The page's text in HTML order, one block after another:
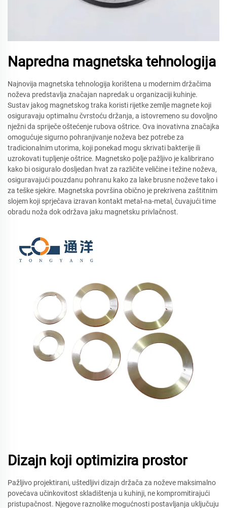
Napredna magnetska tehnologija
Najnovija magnetska tehnologija korištena u modernim držačima
noževa predstavlja značajan napredak u organizaciji kuhinje.
Sustav jakog magnetskog traka koristi rijetke zemlje magnete koji
osiguravaju optimalnu čvrstoću držanja, a istovremeno su dovoljno
nježni da spriječe oštećenje rubova oštrice. Ova inovativna značajka
omogućuje sigurno pohranjivanje noževa bez potrebe za
tradicionalnim utorima, koji ponekad mogu skrivati bakterije ili
uzrokovati tupljenje oštrice. Magnetsko polje pažljivo je kalibrirano
kako bi osiguralo dosljedan hvat za različite veličine i težine noževa,
osiguravajući pouzdanu pohranu kako za lake brusne noževe tako i
za teške sjekire. Magnetska površina obično je prekrivena zaštitnim
slojem koji sprječava izravan kontakt metal-na-metal, čuvajući time
obradu noža dok održava jaku magnetsku privlačnost.
Dizajn koji optimizira prostor
Pažljivo projektirani, uštedljivi dizajn držača za noževe maksimalno
povećava učinkovitost skladištenja u kuhinji, ne kompromitirajući
pristupačnost. Njegove raznolike mogućnosti postavljanja uključuju